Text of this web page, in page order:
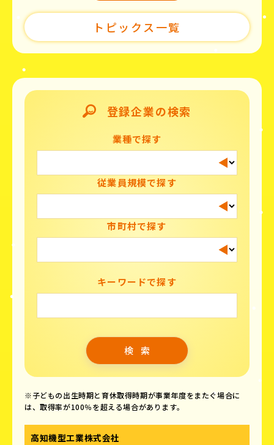
トピックス一覧
登録企業の検索
業種で探す
従業員規模で探す
市町村で探す
キーワードで探す
※子どもの出生時期と育休取得時期が事業年度をまたぐ場合に
は、取得率が100％を超える場合があります。
高知機型工業株式会社